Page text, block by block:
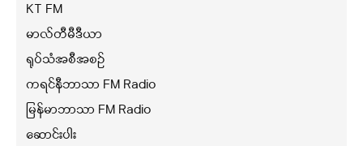
KT FM
မာလ်တီမီဒီယာ
ရုပ်သံအစီအစဉ်
ကရင်နီဘာသာ FM Radio
မြန်မာဘာသာ FM Radio
ဆောင်းပါး